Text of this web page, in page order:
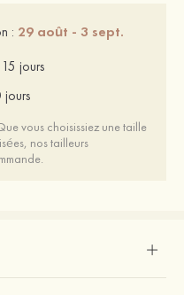
: 29 août - 3 sept.
15 jours
vous choisissiez une taille
nos tailleurs